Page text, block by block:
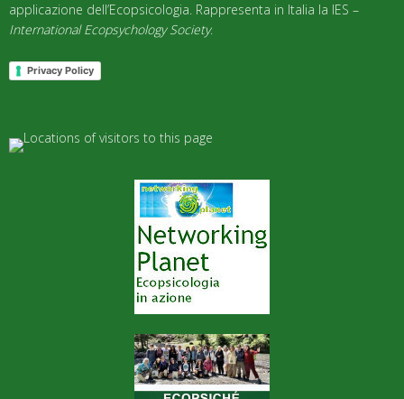
applicazione dell’Ecopsicologia. Rappresenta in Italia la IES –
International Ecopsychology Society.
Privacy Policy